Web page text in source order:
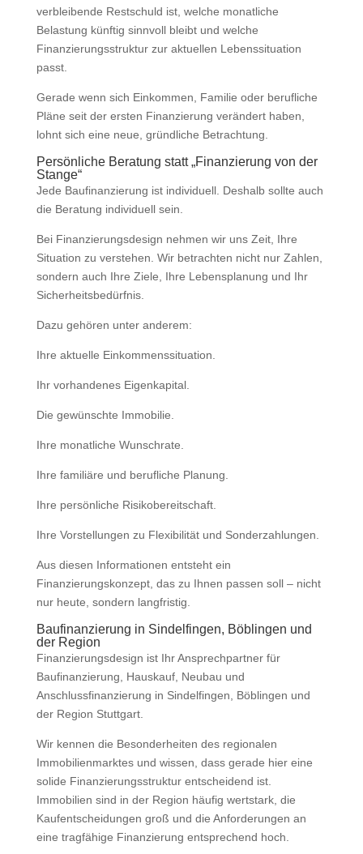
verbleibende Restschuld ist, welche monatliche
Belastung künftig sinnvoll bleibt und welche
Finanzierungsstruktur zur aktuellen Lebenssituation
passt.
Gerade wenn sich Einkommen, Familie oder berufliche
Pläne seit der ersten Finanzierung verändert haben,
lohnt sich eine neue, gründliche Betrachtung.
Persönliche Beratung statt „Finanzierung von der
Stange“
Jede Baufinanzierung ist individuell. Deshalb sollte auch
die Beratung individuell sein.
Bei Finanzierungsdesign nehmen wir uns Zeit, Ihre
Situation zu verstehen. Wir betrachten nicht nur Zahlen,
sondern auch Ihre Ziele, Ihre Lebensplanung und Ihr
Sicherheitsbedürfnis.
Dazu gehören unter anderem:
Ihre aktuelle Einkommenssituation.
Ihr vorhandenes Eigenkapital.
Die gewünschte Immobilie.
Ihre monatliche Wunschrate.
Ihre familiäre und berufliche Planung.
Ihre persönliche Risikobereitschaft.
Ihre Vorstellungen zu Flexibilität und Sonderzahlungen.
Aus diesen Informationen entsteht ein
Finanzierungskonzept, das zu Ihnen passen soll – nicht
nur heute, sondern langfristig.
Baufinanzierung in Sindelfingen, Böblingen und
der Region
Finanzierungsdesign ist Ihr Ansprechpartner für
Baufinanzierung, Hauskauf, Neubau und
Anschlussfinanzierung in Sindelfingen, Böblingen und
der Region Stuttgart.
Wir kennen die Besonderheiten des regionalen
Immobilienmarktes und wissen, dass gerade hier eine
solide Finanzierungsstruktur entscheidend ist.
Immobilien sind in der Region häufig wertstark, die
Kaufentscheidungen groß und die Anforderungen an
eine tragfähige Finanzierung entsprechend hoch.